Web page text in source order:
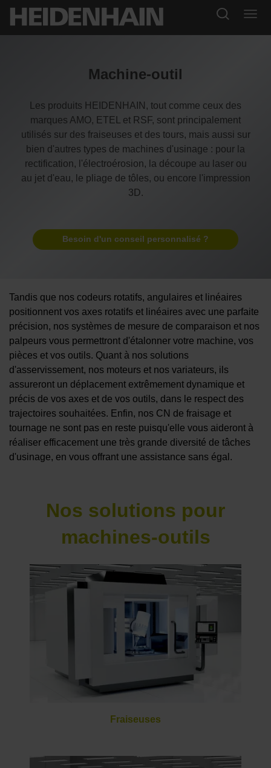
Machine-outil
Les produits HEIDENHAIN, tout comme ceux des
marques AMO, ETEL et RSF, sont principalement
utilisés sur des fraiseuses et des tours, mais aussi sur
bien d'autres types de machines d'usinage : pour la
rectification, l'électroérosion, la découpe au laser ou
au jet d'eau, le pliage de tôles, ou encore l'impression
3D.
Besoin d'un conseil personnalisé ?
Tandis que nos codeurs rotatifs, angulaires et linéaires
positionnent vos axes rotatifs et linéaires avec une parfaite
précision, nos systèmes de mesure de comparaison et nos
palpeurs vous permettront d'étalonner votre machine, vos
pièces et vos outils. Quant à nos solutions
d'asservissement, nos moteurs et nos variateurs, ils
assureront un déplacement extrêmement dynamique et
précis de vos axes et de vos outils, dans le respect des
trajectoires souhaitées. Enfin, nos CN de fraisage et
tournage ne sont pas en reste puisqu'elle vous aideront à
réaliser efficacement une très grande diversité de tâches
d'usinage, en vous offrant une assistance sans égal.
Nos solutions pour
machines-outils
Fraiseuses